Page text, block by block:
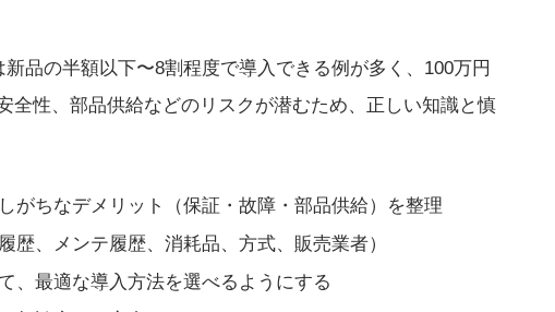
新品の半額以下〜8割程度で導入できる例が多く、100万円
性、部品供給などのリスクが潜むため、正しい知識と慎
がちなデメリット（保証・故障・部品供給）を整理
、メンテ履歴、消耗品、方式、販売業者）
、最適な導入方法を選べるようにする